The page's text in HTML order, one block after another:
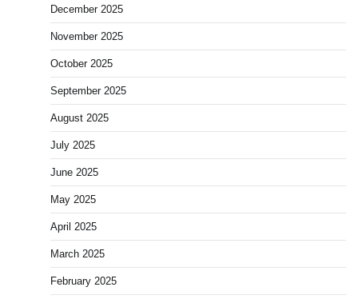
December 2025
November 2025
October 2025
September 2025
August 2025
July 2025
June 2025
May 2025
April 2025
March 2025
February 2025